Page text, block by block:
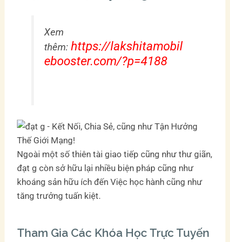
Xem
thêm:https://lakshitamobil
ebooster.com/?p=4188
Ngoài một số thiên tài giao tiếp cũng như thư giãn,
đạt g còn sở hữu lại nhiều biện pháp cũng như
khoáng sản hữu ích đến Việc học hành cũng như
tăng trưởng tuấn kiệt.
Tham Gia Các Khóa Học Trực Tuyến